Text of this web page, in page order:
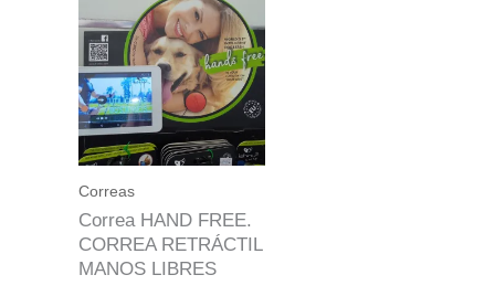
Correas
Correa HAND FREE.
CORREA RETRÁCTIL
MANOS LIBRES
de
precios:
desde
12.95€
hasta
39.95€
producto
tiene
múltiples
variantes.
opciones
se